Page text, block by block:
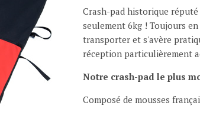
Crash-pad historique
seulement 6kg ! Toujours
transporter et s'avère
réception particulièrement
Notre crash-pad le plus
Composé de mousses